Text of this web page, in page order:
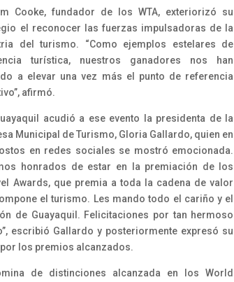
Cooke, fundador de los WTA, exteriorizó su
el reconocer las fuerzas impulsadoras de la
del turismo. “Como ejemplos estelares de
turística, nuestros ganadores nos han
a elevar una vez más el punto de referencia
afirmó.
acudió a ese evento la presidenta de la
Municipal de Turismo, Gloria Gallardo, quien en
en redes sociales se mostró emocionada.
honrados de estar en la premiación de los
Awards, que premia a toda la cadena de valor
el turismo. Les mando todo el cariño y el
de Guayaquil. Felicitaciones por tan hermoso
escribió Gallardo y posteriormente expresó su
los premios alcanzados.
de distinciones alcanzada en los World